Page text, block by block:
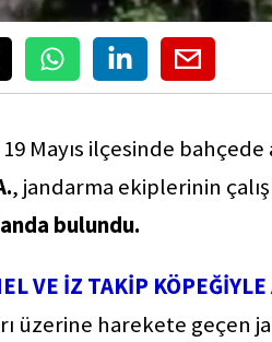
Mayıs ilçesinde
, jandarma ekiplerinin
bulundu.
VE İZ TAKİP
üzerine harekete geçen